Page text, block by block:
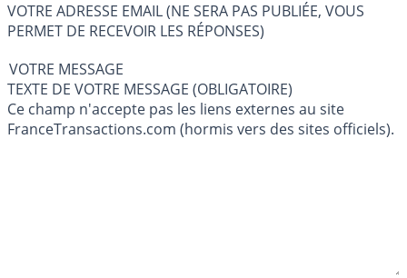
VOTRE ADRESSE EMAIL (NE SERA PAS PUBLIÉE, VOUS
PERMET DE RECEVOIR LES RÉPONSES)
VOTRE MESSAGE
TEXTE DE VOTRE MESSAGE (OBLIGATOIRE)
Ce champ n'accepte pas les liens externes au site
FranceTransactions.com (hormis vers des sites officiels).